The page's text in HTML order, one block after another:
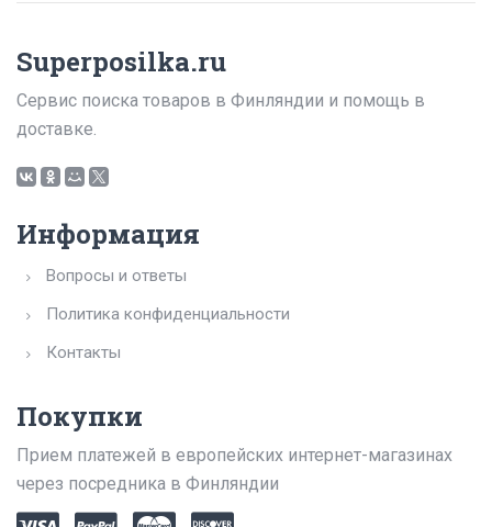
Superposilka.ru
Сервис поиска товаров в Финляндии и помощь в
доставке.
Информация
Вопросы и ответы
Политика конфиденциальности
Контакты
Покупки
Прием платежей в европейских интернет-магазинах
через посредника в Финляндии